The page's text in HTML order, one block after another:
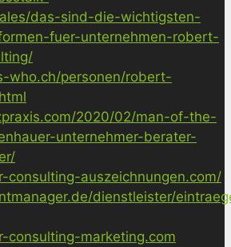
das-sind-die-wichtigsten-
fuer-unternehmen-robert-
who.ch/personen/robert-
2020/02/man-of-the-
unternehmer-berater-
consulting-auszeichnungen.com/
dienstleister/
consulting-marketing.com